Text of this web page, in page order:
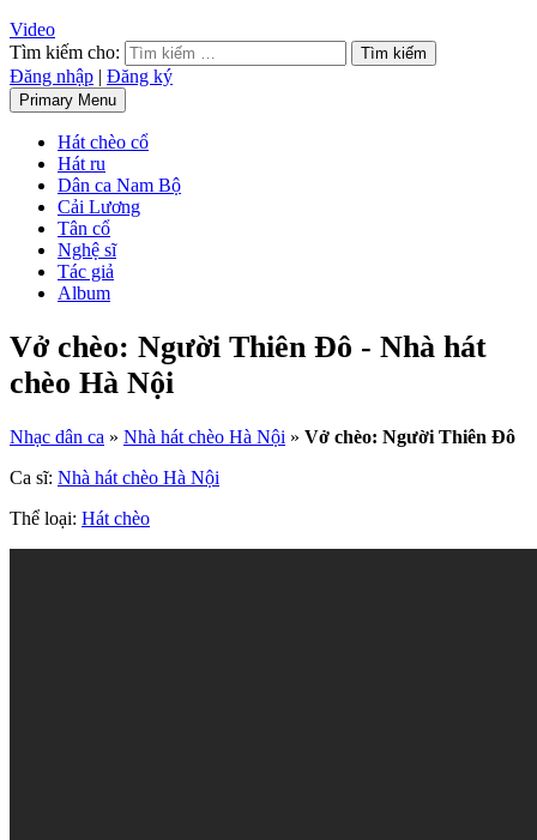
Video
Tìm kiếm cho:
Đăng nhập | Đăng ký
Primary Menu
Hát chèo cổ
Hát ru
Dân ca Nam Bộ
Cải Lương
Tân cổ
Nghệ sĩ
Tác giả
Album
Vở chèo: Người Thiên Đô - Nhà hát
chèo Hà Nội
Nhạc dân ca » Nhà hát chèo Hà Nội » Vở chèo: Người Thiên Đô
Ca sĩ: Nhà hát chèo Hà Nội
Thể loại: Hát chèo